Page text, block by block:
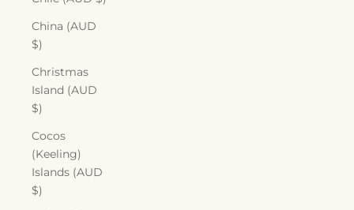
China (AUD
$)
Christmas
Island (AUD
$)
Cocos
(Keeling)
Islands (AUD
$)